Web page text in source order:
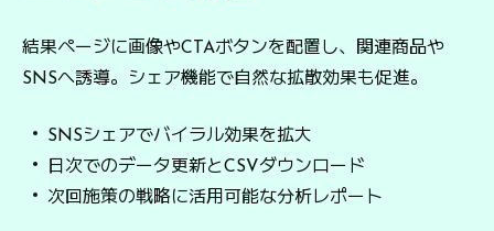
結果ページに画像やCTAボタンを配置し、関連商品や
SNSへ誘導。シェア機能で自然な拡散効果も促進。
SNSシェアでバイラル効果を拡大
日次でのデータ更新とCSVダウンロード
次回施策の戦略に活用可能な分析レポート